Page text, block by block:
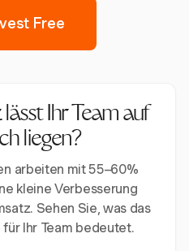
Free
Ihr Team auf
liegen?
arbeiten mit 55–60%
kleine Verbesserung
Sehen Sie, was das
Ihr Team bedeutet.